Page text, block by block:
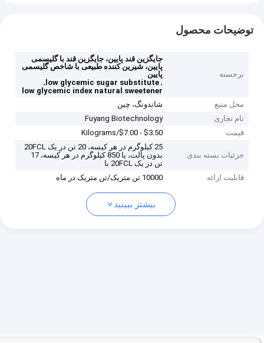
توضیحات محصول
برجسته
جایگزین قند پایین، جایگزین قند با گلیسمی
پایین، شیرین کننده طبیعی با شاخص گلیسمی
پایین
,
low glycemic sugar substitute
,
low glycemic index natural sweetener
محل منبع
شاندونگ، چین
نام تجاری
Fuyang Biotechnology
قیمت
$3.50 - $7.00/Kilograms
جزئیات بسته بندی
25 کیلوگرم در هر کیسه، 20 تن در یک 20FCL
بدون پالت، یا 850 کیلوگرم در هر کیسه، 17
تن در یک 20FCL با
قابلیت ارائه
10000 تن متریک/تن متریک در ماه
بیشتر ببینید